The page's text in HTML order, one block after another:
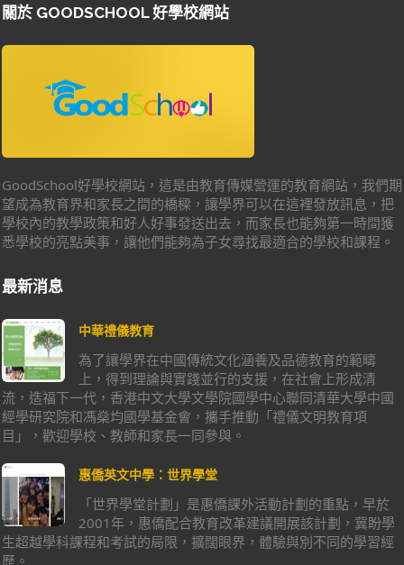
關於 GOODSCHOOL 好學校網站
GoodSchool好學校網站，這是由教育傳媒營運的教育網站，我們期
望成為教育界和家長之間的橋樑，讓學界可以在這裡發放訊息，把
學校內的教學政策和好人好事發送出去，而家長也能夠第一時間獲
悉學校的亮點美事，讓他們能夠為子女尋找最適合的學校和課程。
最新消息
中華禮儀教育
為了讓學界在中國傳統文化涵養及品德教育的範疇
上，得到理論與實踐並行的支援，在社會上形成清
流，造福下一代，香港中文大學文學院國學中心聯同清華大學中國
經學研究院和馮燊均國學基金會，攜手推動「禮儀文明教育項
目」，歡迎學校、教師和家長一同參與。
惠僑英文中學：世界學堂
「世界學堂計劃」是惠僑課外活動計劃的重點，早於
2001年，惠僑配合教育改革建議開展該計劃，冀盼學
生超越學科課程和考試的局限，擴闊眼界，體驗與別不同的學習經
歷。